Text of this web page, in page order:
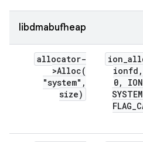
libdmabufheap
ionfd ,
0, ION
SYSTEM
FLAG_
allocator-
>Alloc(
"system" ,
size)